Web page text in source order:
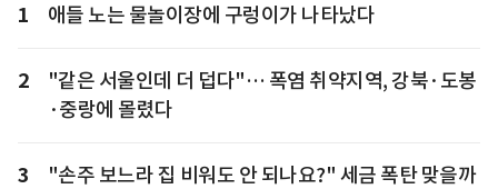
1 애들 노는 물놀이장에 구렁이가 나타났다
2
"같은 서울인데 더 덥다"… 폭염 취약지역, 강북·도봉
·중랑에 몰렸다
3
"손주 보느라 집 비워도 안 되나요?" 세금 폭탄 맞을까